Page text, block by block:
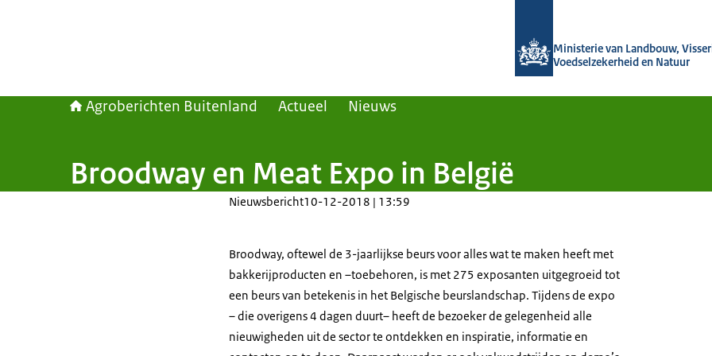
Ministerie van Landbouw,
Voedselzekerheid en Natuur
Agroberichten Buitenland Actueel Nieuws
Broodway en Meat Expo in België
Nieuwsbericht10-12-2018 | 13:59
Broodway, oftewel de 3-jaarlijkse beurs voor alles wat te maken heeft met
bakkerijproducten en –toebehoren, is met 275 exposanten uitgegroeid tot
een beurs van betekenis in het Belgische beurslandschap. Tijdens de expo
– die overigens 4 dagen duurt– heeft de bezoeker de gelegenheid alle
nieuwigheden uit de sector te ontdekken en inspiratie, informatie en